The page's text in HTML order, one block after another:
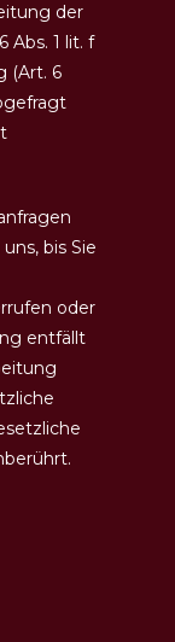
der
Abs. 1 lit. f
(Art. 6
bis Sie
oder
entfällt